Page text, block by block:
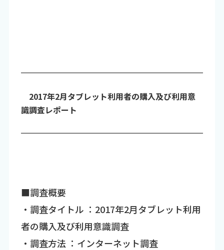
2017年2月タブレット利用者の購入及び利用意
識調査レポート
■調査概要
・調査タイトル ：2017年2月タブレット利用
者の購入及び利用意識調査
・調査方法 ：インターネット調査